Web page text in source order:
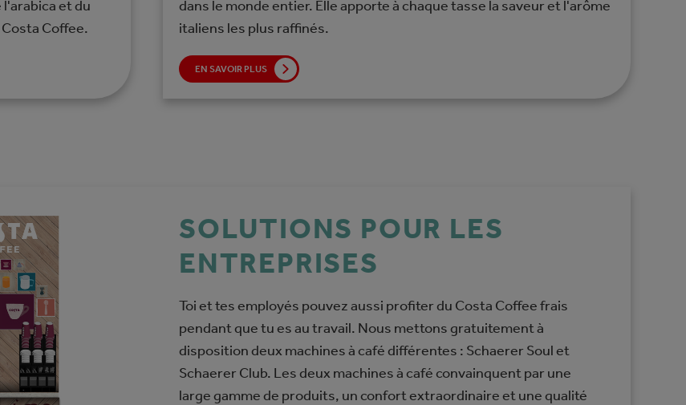
et du
Coffee.
dans le monde entier. Elle apporte à chaque tasse la saveur et l'arôme
italiens les plus raffinés.
EN SAVOIR PLUS
SOLUTIONS POUR LES
ENTREPRISES
Toi et tes employés pouvez aussi profiter du Costa Coffee frais
pendant que tu es au travail. Nous mettons gratuitement à
disposition deux machines à café différentes : Schaerer Soul et
Schaerer Club. Les deux machines à café convainquent par une
large gamme de produits, un confort extraordinaire et une qualité